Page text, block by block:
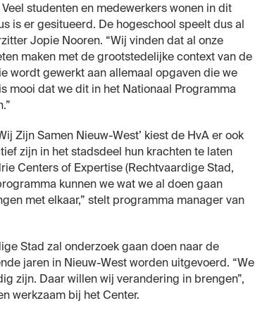
studenten en medewerkers wonen in dit
is er gesitueerd. De hogeschool speelt dus al
Jopie Nooren. “Wij vinden dat al onze
maken met de grootstedelijke context van de
wordt gewerkt aan allemaal opgaven die we
mooi dat we dit in het Nationaal Programma
Zijn Samen Nieuw-West’ kiest de HvA er ook
zijn in het stadsdeel hun krachten te laten
Centers of Expertise (Rechtvaardige Stad,
kunnen we wat we al doen gaan
met elkaar,” stelt programma manager van
Stad zal onderzoek gaan doen naar de
jaren in Nieuw-West worden uitgevoerd. “We
zijn. Daar willen wij verandering in brengen”,
werkzaam bij het Center.